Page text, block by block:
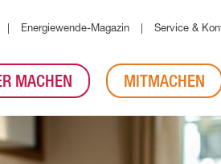
Energiewende-Magazin Service &
MACHEN MITMACHEN